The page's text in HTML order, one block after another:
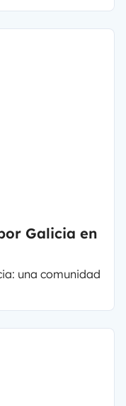
tradiciones y la
Galicia en
una comunidad